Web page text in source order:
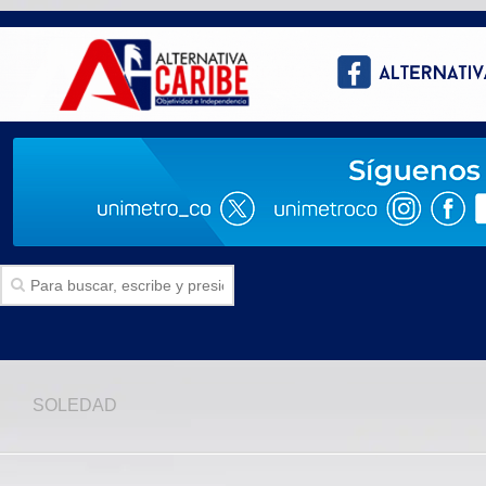
Politica
SOLEDAD